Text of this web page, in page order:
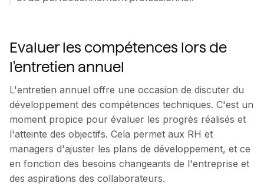
Evaluer les compétences lors de
l'entretien annuel
L'entretien annuel offre une occasion de discuter du
développement des compétences techniques. C'est un
moment propice pour évaluer les progrès réalisés et
l'atteinte des objectifs. Cela permet aux RH et
managers d'ajuster les plans de développement, et ce
en fonction des besoins changeants de l'entreprise et
des aspirations des collaborateurs.